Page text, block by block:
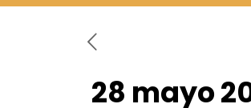
28 mayo